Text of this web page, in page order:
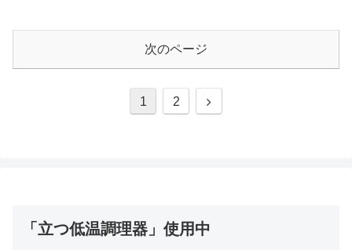
次のページ
1 2
次
「立つ低温調理器」使用中